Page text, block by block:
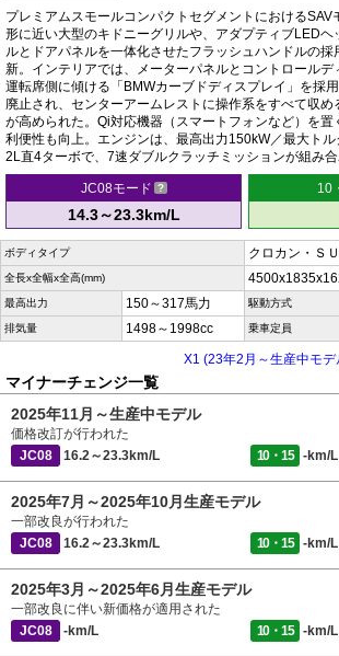
プレミアムスモールコンパクトセグメントにおけるSAV
形に近い大型のキドニーグリルや、アダプティブLEDヘ
ルとドアパネルを一体化させたフラッシュハンドルの採
新。インテリアでは、メーターパネルとコントロールデ
運転席側に傾ける「BMWカーブドディスプレイ」を採
廃止され、センターアームレストに操作系をすべて収め
が高められた。Qi対応機器（スマートフォンなど）を
利便性も向上。エンジンは、最高出力150kW／最大トル
2L直4ターボで、7速ダブルクラッチミッションが組み合
JC08モード
14.3～23.3km/L
10
ボディタイプ クロカン・Ｓ
全長x全幅x全高(mm)
最高出力 150～317馬力 駆動方式
排気量 1498～1998cc 乗車定員
X1 (23年2月～生産中モ
マイナーチェンジ一覧
2025年11月～生産中モデル
価格改訂が行われた
JC08
16.2～23.3km/L 10・15 -km/L
2025年7月～2025年10月生産モデル
一部改良が行われた
JC08
16.2～23.3km/L 10・15 -km/L
2025年3月～2025年6月生産モデル
一部改良に伴い新価格が適用された
JC08
-km/L 10・15 -km/L